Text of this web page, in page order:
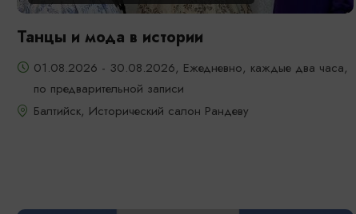
Танцы и мода в истории
01.08.2026 - 30.08.2026, Ежедневно, каждые два часа,
по предварительной записи
Балтийск, Исторический салон Рандеву